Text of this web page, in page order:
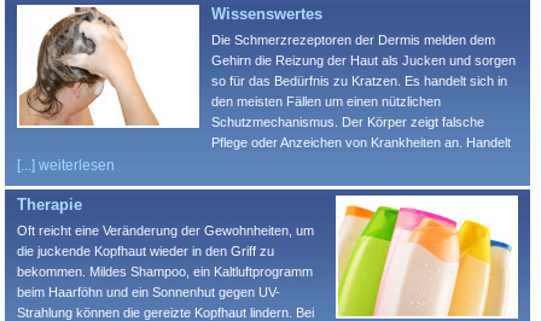
verläuft aber nicht jede Neurodermitiserkrankung so.
Neurodermitis kann bei Betroffenen deutlich von ihrem
typischen Erscheinungsbild abweichen und birgt so die
Möglichkeit, mit einer anderen Hauterkrankung verwechselt zu
werden.
Wissenswertes
Die Schmerzrezeptoren der Dermis melden dem
Gehirn die Reizung der Haut als Jucken und sorgen
so für das Bedürfnis zu Kratzen. Es handelt sich in
den meisten Fällen um einen nützlichen
Schutzmechanismus. Der Körper zeigt falsche
Pflege oder Anzeichen von Krankheiten an. Handelt
verschaffen Hausmittel, wie z. B. Öle, die bei einer
juckenden Kopfhaut als Kur eingesetzt werden
können, Hilfe. Ebenfalls schnelle Hilfe verspricht
meist die Reduktion der Haarwäschen, das lässt
der Kopfhaut Zeit zur Entspannung und
Selbstregulierung.
[...] weiterlesen
Therapie
Oft reicht eine Veränderung der Gewohnheiten, um
die juckende Kopfhaut wieder in den Griff zu
bekommen. Mildes Shampoo, ein Kaltluftprogramm
beim Haarföhn und ein Sonnenhut gegen UV-
Strahlung können die gereizte Kopfhaut lindern. Bei